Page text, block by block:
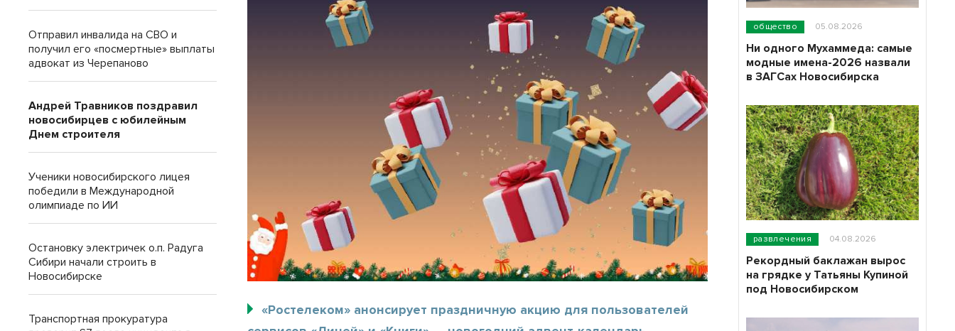
«Ростелеком» анонсирует праздничную акцию для пользователей
Отправил инвалида на СВО и
получил его «посмертные» выплаты
адвокат из Черепаново
Андрей Травников поздравил
новосибирцев с юбилейным
Днем строителя
Ученики новосибирского лицея
победили в Международной
олимпиаде по ИИ
Остановку электричек о.п. Радуга
Сибири начали строить в
Новосибирске
Транспортная прокуратура
общество 05.08.2026
Ни одного Мухаммеда: самые
модные имена-2026 назвали
в ЗАГСах Новосибирска
развлечения 04.08.2026
Рекордный баклажан вырос
на грядке у Татьяны Купиной
под Новосибирском